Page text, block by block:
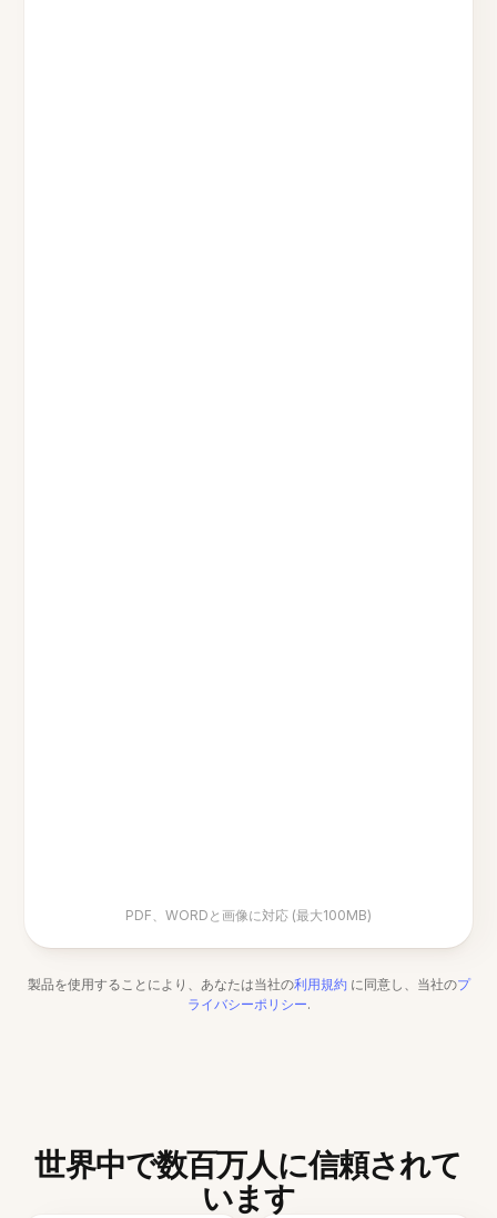
PDF、WORDと画像に対応 (最大100MB)
製品を使用することにより、あなたは当社の利用規約 に同意し、当社のプ
ライバシーポリシー.
世界中で数百万人に信頼されて
います